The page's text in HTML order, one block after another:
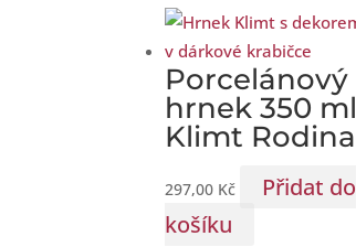
Porcelánový
hrnek 350 ml
Klimt Rodina
297,00 Kč
Přidat do
košíku